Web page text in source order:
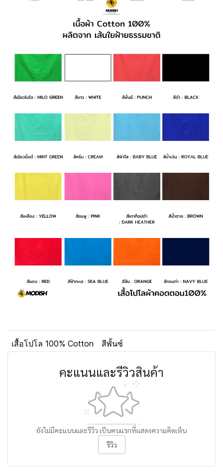
เสื้อโปโล 100% Cotton สีพั้นซ์
คะแนนและรีวิวสินค้า
ยังไม่มีคะแนนและรีวิว เป็นคนแรกที่แสดงความคิดเห็น
รีวิว